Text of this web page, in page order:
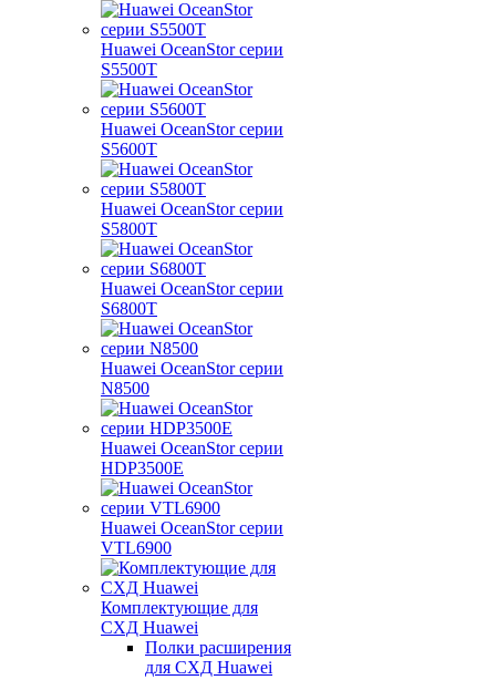
Huawei OceanStor серии
S5500T
Huawei OceanStor серии
S5600T
Huawei OceanStor серии
S5800T
Huawei OceanStor серии
S6800T
Huawei OceanStor серии
N8500
Huawei OceanStor серии
HDP3500E
Huawei OceanStor серии
VTL6900
Комплектующие для
СХД Huawei
Полки расширения
для СХД Huawei